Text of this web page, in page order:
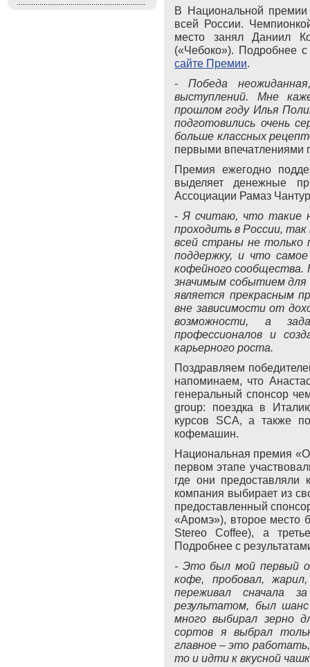
В Национальной премии
всей России.
место занял Даниил
(«Чебоко»). Подробнее
сайте Премии.
- Победа
выступлений. Мне
прошлом году Илья
подготовились очень
больше классных
первыми впечатлениями
Премия ежегодно
выделяет денежные
Ассоциации Рамаз
- Я считаю, что такие
проходить в России,
всей страны не только
поддержку, и что
кофейного сообщества.
значимым событием для
является прекрасным
вне зависимости от
возможности, а
профессионалов и
карьерного роста.
Поздравляем
напоминаем, что
генеральный спонсор
group: поездка в
курсов SCA, а также
кофемашин.
Национальная премия
первом этапе
где они
компания выбирает из
предоставленный
«Аромэ»), второе место
Stereo Coffee), а
Подробнее с
- Это был мой первый
кофе, пробовал,
переживал сначала
результатом, был
много выбирал зерно
сортов я выбрал
главное – это
то и идти к вкусной